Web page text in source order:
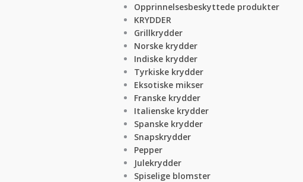
Opprinnelsesbeskyttede produkter
KRYDDER
Grillkrydder
Norske krydder
Indiske krydder
Tyrkiske krydder
Eksotiske mikser
Franske krydder
Italienske krydder
Spanske krydder
Snapskrydder
Pepper
Julekrydder
Spiselige blomster